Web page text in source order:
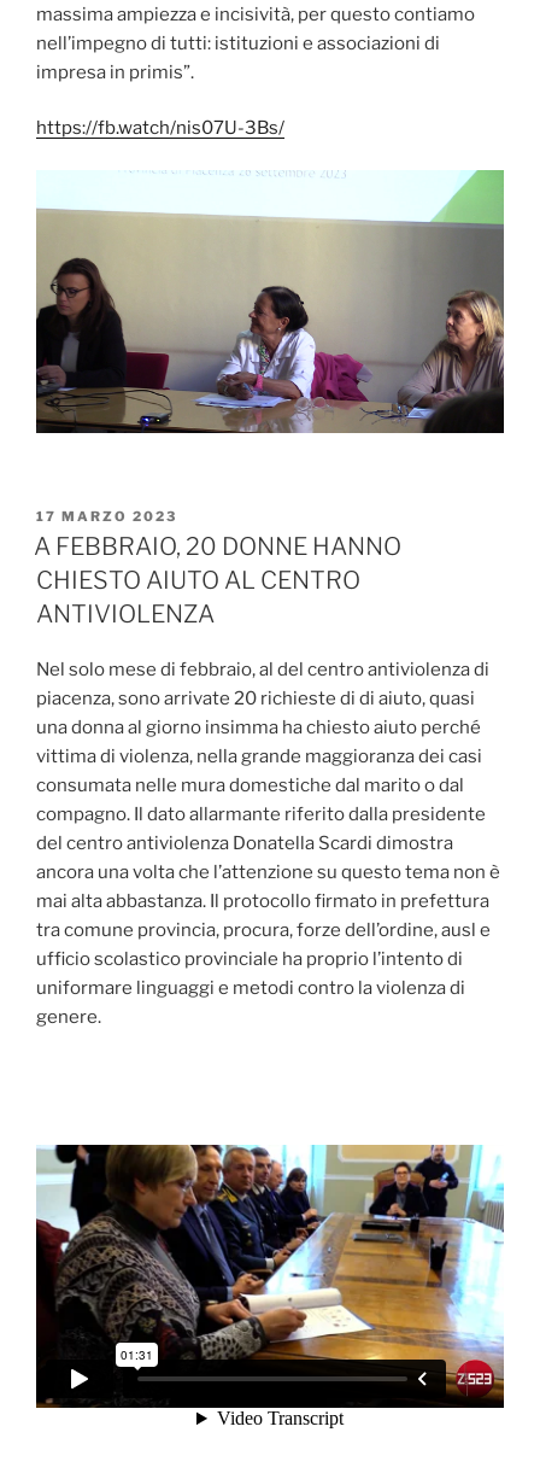
massima ampiezza e incisività, per questo contiamo
nell’impegno di tutti: istituzioni e associazioni di
impresa in primis”.
https://fb.watch/nis07U-3Bs/
PUBBLICATO
IL
17 MARZO 2023
A FEBBRAIO, 20 DONNE HANNO
CHIESTO AIUTO AL CENTRO
ANTIVIOLENZA
Nel solo mese di febbraio, al del centro antiviolenza di
piacenza, sono arrivate 20 richieste di di aiuto, quasi
una donna al giorno insimma ha chiesto aiuto perché
vittima di violenza, nella grande maggioranza dei casi
consumata nelle mura domestiche dal marito o dal
compagno. Il dato allarmante riferito dalla presidente
del centro antiviolenza Donatella Scardi dimostra
ancora una volta che l’attenzione su questo tema non è
mai alta abbastanza. Il protocollo firmato in prefettura
tra comune provincia, procura, forze dell’ordine, ausl e
ufficio scolastico provinciale ha proprio l’intento di
uniformare linguaggi e metodi contro la violenza di
genere.